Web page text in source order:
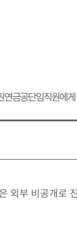
연금공단임직원에
외부 비공개로